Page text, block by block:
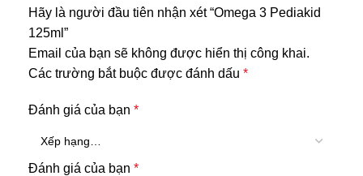
Hãy là người đầu tiên nhận xét “Omega 3 Pediakid
125ml”
Email của bạn sẽ không được hiển thị công khai.
Các trường bắt buộc được đánh dấu *
Đánh giá của bạn *
Đánh giá của bạn *